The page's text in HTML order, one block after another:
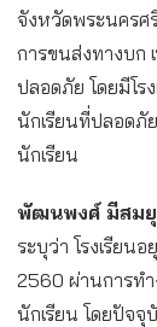
จังหวัดพระนครศ
การขนส่งทางบก
ปลอดภัย โดยมีโร
นักเรียนที่ปลอดภั
นักเรียน
พัฒนพงศ์ มีสมยุ
ระบุว่า โรงเรียน
2560 ผ่านการทำ
นักเรียน โดยปัจจุ